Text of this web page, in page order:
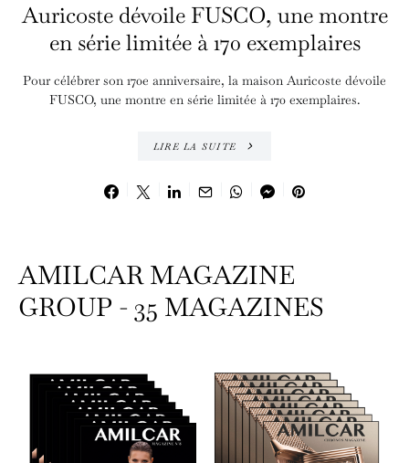
Auricoste dévoile FUSCO, une montre
en série limitée à 170 exemplaires
Pour célébrer son 170e anniversaire, la maison Auricoste dévoile
FUSCO, une montre en série limitée à 170 exemplaires.
LIRE LA SUITE
AMILCAR MAGAZINE
GROUP - 35 MAGAZINES